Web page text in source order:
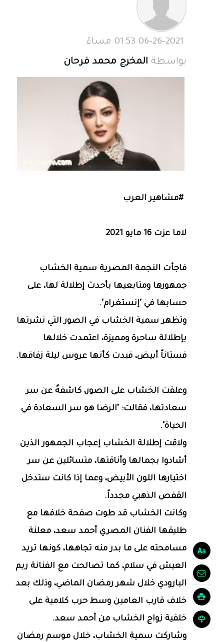
بواسطة المخرج محمد فرحان
#مشاهير العرب
لاما عزت 16 مايو 2021
فاجأت النجمة المصرية سمية الخشاب
جمهورها ومتابعيها بأحدث إطلالة لها، على
حسابها في "إنستغرام".
وتظهر سمية الخشاب في الصور التي نشرتها
بإطلالة ساحرة ومميزة، اعتمدت خلالها
فستاناً أبيض، فبدت كأنها عروس ليلة زفافها.
وعلقت الخشاب على الصور، كاشفةً عن سر
سعادتها، فقالت: "الرضا هو سر السعادة في
الحياة".
ولاقت إطلالة الخشاب إعجاب الجمهور الذين
أشادوا بجمالها وأناقتها، متسائلين عن سر
اختيارها اللون الأبيض، وعما إذا كانت ستدخل
القفص الذهبي مجدداً.
وكانت الخشاب قد طوت صفحة خلافها مع
طليقها الفنان المصري أحمد سعد، معلنة
مسامحته على ما بدر منه تجاهها، كونها تريد
العيش في سلام، كما تصالحت مع الفنانة ريم
البارودي خلال شهر رمضان الماضي، وذلك بعد
خلاف قارب العامين وسط حرب كلامية على
خلفية زواج الخشاب من أحمد سعد.
وشاركت سمية الخشاب، خلال موسم رمضان